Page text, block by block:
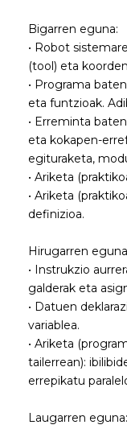
Bigarren eguna:
• Robot
(tool) eta
• Programa
eta funtzioak.
• Erreminta
eta kokapen-
egituraketa,
• Ariketa
• Ariketa
definizioa.
Hirugarren
• Instrukzio
galderak eta
• Datuen
variablea.
• Ariketa
tailerrean):
errepikatu
Laugarren eguna: